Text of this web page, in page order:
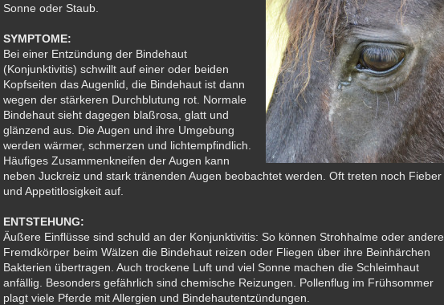
Sonne oder Staub.
SYMPTOME:
Bei einer Entzündung der Bindehaut
(Konjunktivitis) schwillt auf einer oder beiden
Kopfseiten das Augenlid, die Bindehaut ist dann
wegen der stärkeren Durchblutung rot. Normale
Bindehaut sieht dagegen blaßrosa, glatt und
glänzend aus. Die Augen und ihre Umgebung
werden wärmer, schmerzen und lichtempfindlich.
Häufiges Zusammenkneifen der Augen kann
neben Juckreiz und stark tränenden Augen beobachtet werden. Oft treten noch Fieber
und Appetitlosigkeit auf.
ENTSTEHUNG:
Äußere Einflüsse sind schuld an der Konjunktivitis: So können Strohhalme oder andere
Fremdkörper beim Wälzen die Bindehaut reizen oder Fliegen über ihre Beinhärchen
Bakterien übertragen. Auch trockene Luft und viel Sonne machen die Schleimhaut
anfällig. Besonders gefährlich sind chemische Reizungen. Pollenflug im Frühsommer
plagt viele Pferde mit Allergien und Bindehautentzündungen.